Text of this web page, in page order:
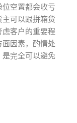
空置都会收亏
可以跟拼箱货
客户的重要程
因素，酌情处
完全可以避免